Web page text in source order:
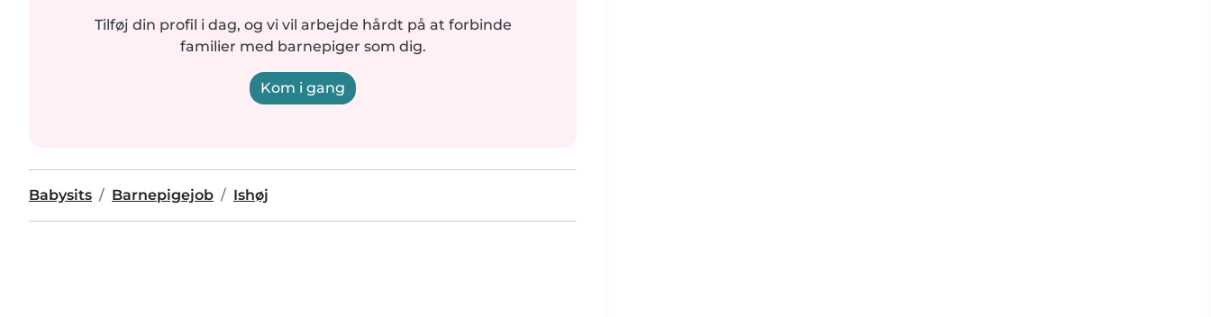
Tilføj din profil i dag, og vi vil arbejde hårdt på at forbinde
familier med barnepiger som dig.
Kom i gang
Babysits Barnepigejob Ishøj